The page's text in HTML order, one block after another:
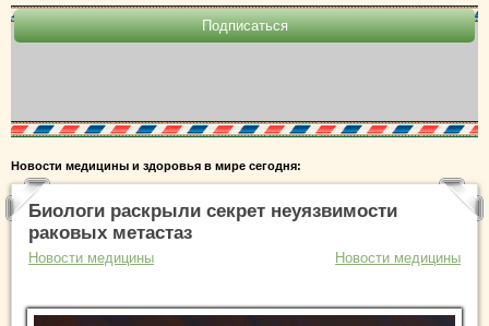
Новости медицины и здоровья в мире сегодня:
Биологи раскрыли секрет неуязвимости
раковых метастаз
Новости медицины Новости медицины